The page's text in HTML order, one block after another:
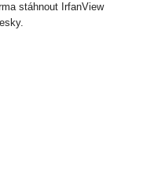
stáhnout IrfanView